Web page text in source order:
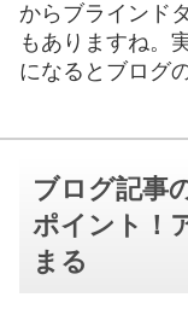
からブラインド
もありますね。
になるとブログ
ブログ記事
ポイント！
まる